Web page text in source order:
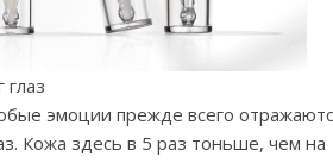
глаз
эмоции прежде всего
Кожа здесь в 5 раз тоньше, чем на